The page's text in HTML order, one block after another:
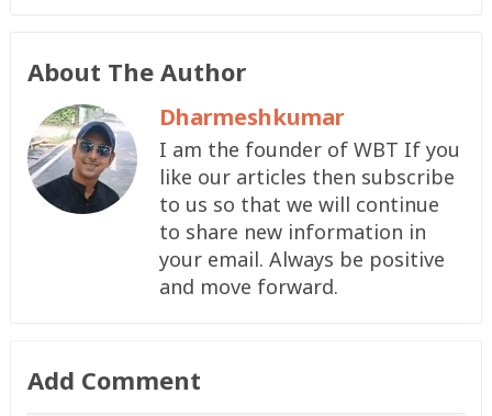
About The Author
Dharmeshkumar
I am the founder of WBT If you
like our articles then subscribe
to us so that we will continue
to share new information in
your email. Always be positive
and move forward.
Add Comment